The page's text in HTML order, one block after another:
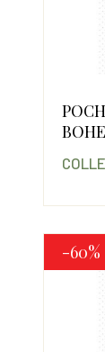
-60%